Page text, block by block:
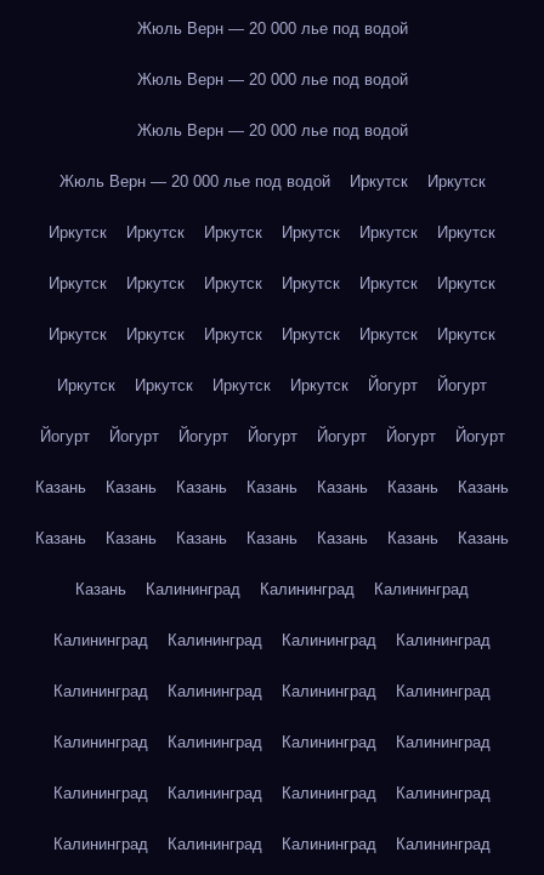
Жюль Верн — 20 000 лье под водой
Жюль Верн — 20 000 лье под водой
Жюль Верн — 20 000 лье под водой
Жюль Верн — 20 000 лье под водой Иркутск Иркутск
Иркутск Иркутск Иркутск Иркутск Иркутск Иркутск
Иркутск Иркутск Иркутск Иркутск Иркутск Иркутск
Иркутск Иркутск Иркутск Иркутск Иркутск Иркутск
Иркутск Иркутск Иркутск Иркутск Йогурт Йогурт
Йогурт Йогурт Йогурт Йогурт Йогурт Йогурт Йогурт
Казань Казань Казань Казань Казань Казань Казань
Казань Казань Казань Казань Казань Казань Казань
Казань Калининград Калининград Калининград
Калининград Калининград Калининград Калининград
Калининград Калининград Калининград Калининград
Калининград Калининград Калининград Калининград
Калининград Калининград Калининград Калининград
Калининград Калининград Калининград Калининград